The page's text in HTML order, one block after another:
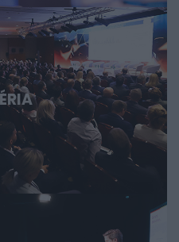
bekapcsolódni, a
technológiai sztorijaiba.